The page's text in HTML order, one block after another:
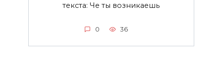
текста: Че ты возникаешь
0 36